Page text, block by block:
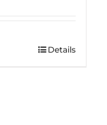
Details